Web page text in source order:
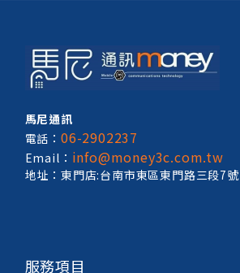
馬尼通訊
電話：06-2902237
Email： info@money3c.com.tw
地址：東門店:台南市東區東門路三段7號
服務項目